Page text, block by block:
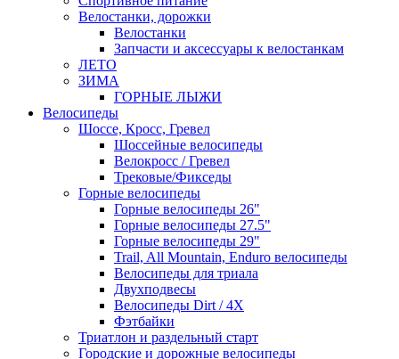
Велостанки, дорожки
Велостанки
Запчасти и аксессуары к велостанкам
ЛЕТО
ЗИМА
ГОРНЫЕ ЛЫЖИ
Велосипеды
Шоссе, Кросс, Гревел
Шоссейные велосипеды
Велокросс / Гревел
Трековые/Фикседы
Горные велосипеды
Горные велосипеды 26"
Горные велосипеды 27.5"
Горные велосипеды 29"
Trail, All Mountain, Enduro велосипеды
Велосипеды для триала
Двухподвесы
Велосипеды Dirt / 4X
Фэтбайки
Триатлон и раздельный старт
Городские и дорожные велосипеды